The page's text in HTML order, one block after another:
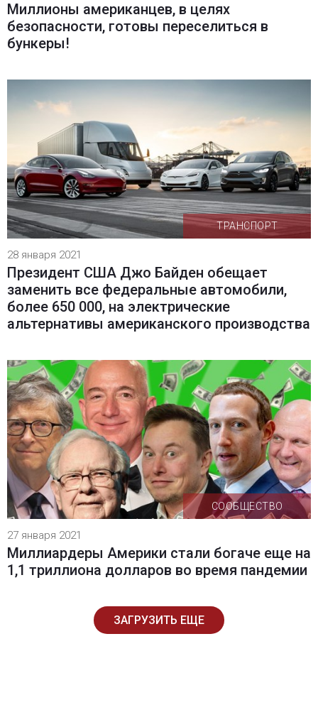
Миллионы американцев, в целях
безопасности, готовы переселиться в
бункеры!
ТРАНСПОРТ
28 января 2021
Президент США Джо Байден обещает
заменить все федеральные автомобили,
более 650 000, на электрические
альтернативы американского производства
СООБЩЕСТВО
27 января 2021
Миллиардеры Америки стали богаче еще на
1,1 триллиона долларов во время пандемии
ЗАГРУЗИТЬ ЕЩЕ